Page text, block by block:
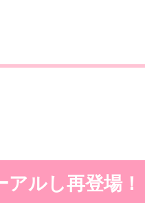
ルし再登場！